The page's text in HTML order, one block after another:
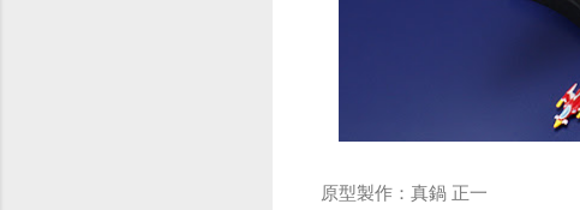
原型製作：真鍋 正一